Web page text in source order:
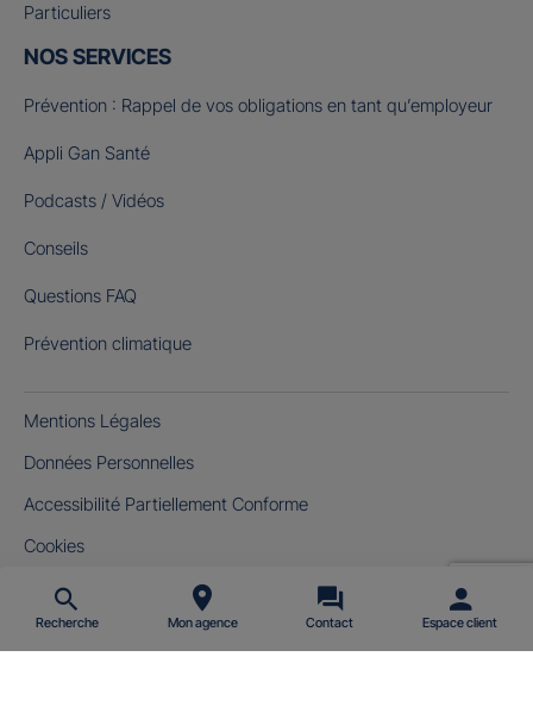
Recherche Mon agence Contact Espace client
Particuliers
NOS SERVICES
Prévention : Rappel de vos obligations en tant qu’employeur
Appli Gan Santé
Podcasts / Vidéos
Conseils
Questions FAQ
Prévention climatique
Mentions Légales
Données Personnelles
Accessibilité Partiellement Conforme
Cookies
Gérer mes cookies